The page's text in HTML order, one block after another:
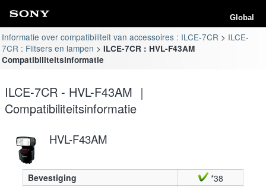
Global
Informatie over compatibiliteit van accessoires : ILCE-7CR
ILCE-
7CR : Flitsers en lampen
ILCE-7CR : HVL-F43AM
Compatibiliteitsinformatie
ILCE-7CR - HVL-F43AM ｜
Compatibiliteitsinformatie
HVL-F43AM
Bevestiging
*38